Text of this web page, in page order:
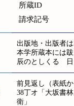
所蔵ID
請求記号
出版地・出版者
本学所蔵本には
辰のとしくるゝ
前見返し（表紙
38丁オ「大坂書
衛」